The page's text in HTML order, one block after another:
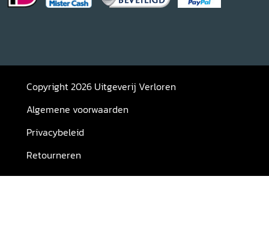
Copyright 2026 Uitgeverij Verloren
Algemene voorwaarden
Privacybeleid
Retourneren